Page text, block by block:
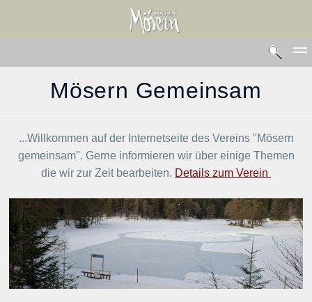
Narzissendorf
Möserer Juxrennen
Versammlung
Bau
Mösern Gemeinsam
...Willkommen auf der Internetseite des Vereins "Mösern
gemeinsam". Gerne informieren wir über einige Themen
die wir zur Zeit bearbeiten. Details zum Verein